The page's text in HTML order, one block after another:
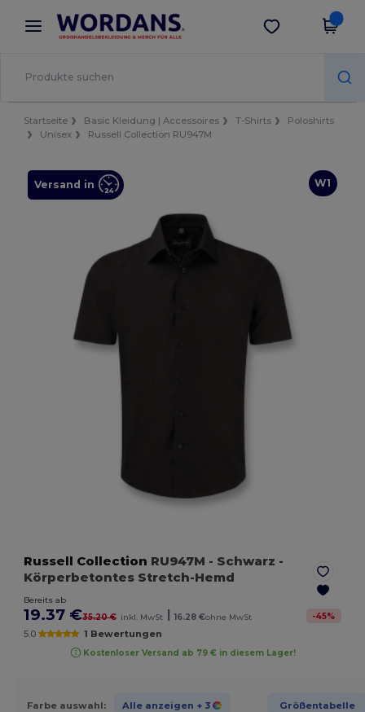
× Wordans App
Bessere Preise in der App!
App holen
Startseite Basic Kleidung | Accessoires T-Shirts
Poloshirts
Unisex
Russell Collection RU947M
W1
Versand in
Russell Collection RU947M - Schwarz -
Körperbetontes Stretch-Hemd
Bereits ab
19.37 €35.20 € inkl. MwSt | 16.28 €ohne MwSt -45%
5.0 1 Bewertungen
Kostenloser Versand ab 79 € in diesem Lager!
Farbe auswahl: Alle anzeigen + 3 Größentabelle